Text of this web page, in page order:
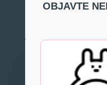
OBJAVTE